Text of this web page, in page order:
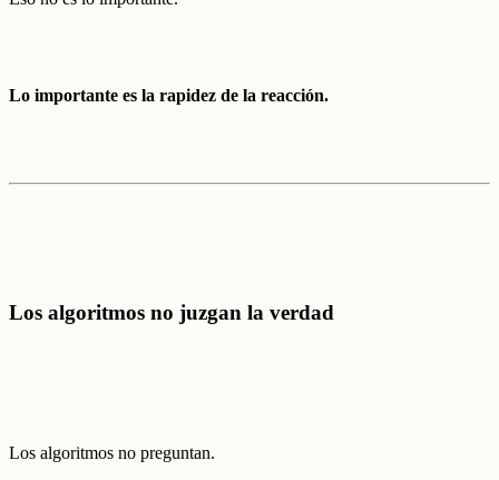
Lo importante es la rapidez de la reacción.
Los algoritmos no juzgan la verdad
Los algoritmos no preguntan.